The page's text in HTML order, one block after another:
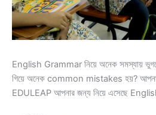
English Grammar নিয়ে অনেক সমস্যায়
গিয়ে অনেক common mistakes হয়?
EDULEAP আপনার জন্য নিয়ে এসেছে